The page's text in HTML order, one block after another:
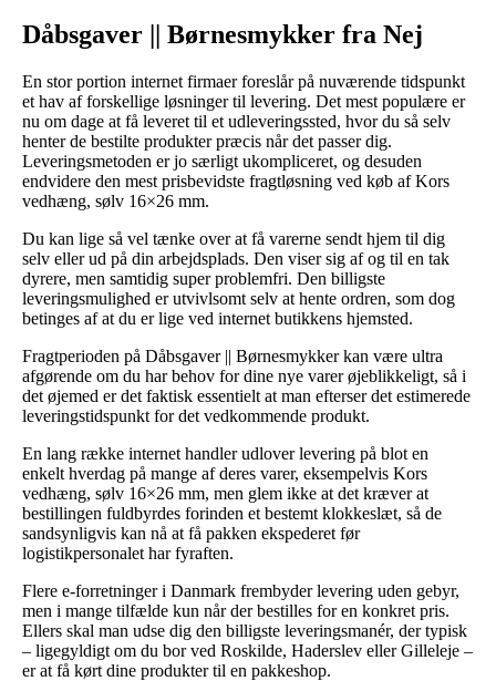
Dåbsgaver || Børnesmykker fra Nej
En stor portion internet firmaer foreslår på nuværende tidspunkt
et hav af forskellige løsninger til levering. Det mest populære er
nu om dage at få leveret til et udleveringssted, hvor du så selv
henter de bestilte produkter præcis når det passer dig.
Leveringsmetoden er jo særligt ukompliceret, og desuden
endvidere den mest prisbevidste fragtløsning ved køb af Kors
vedhæng, sølv 16×26 mm.
Du kan lige så vel tænke over at få varerne sendt hjem til dig
selv eller ud på din arbejdsplads. Den viser sig af og til en tak
dyrere, men samtidig super problemfri. Den billigste
leveringsmulighed er utvivlsomt selv at hente ordren, som dog
betinges af at du er lige ved internet butikkens hjemsted.
Fragtperioden på Dåbsgaver || Børnesmykker kan være ultra
afgørende om du har behov for dine nye varer øjeblikkeligt, så i
det øjemed er det faktisk essentielt at man efterser det estimerede
leveringstidspunkt for det vedkommende produkt.
En lang række internet handler udlover levering på blot en
enkelt hverdag på mange af deres varer, eksempelvis Kors
vedhæng, sølv 16×26 mm, men glem ikke at det kræver at
bestillingen fuldbyrdes forinden et bestemt klokkeslæt, så de
sandsynligvis kan nå at få pakken ekspederet før
logistikpersonalet har fyraften.
Flere e-forretninger i Danmark frembyder levering uden gebyr,
men i mange tilfælde kun når der bestilles for en konkret pris.
Ellers skal man udse dig den billigste leveringsmanér, der typisk
– ligegyldigt om du bor ved Roskilde, Haderslev eller Gilleleje –
er at få kørt dine produkter til en pakkeshop.